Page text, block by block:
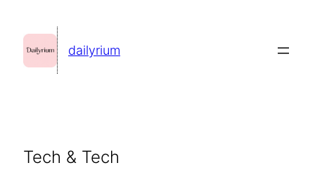
dailyrium
Tech & Tech